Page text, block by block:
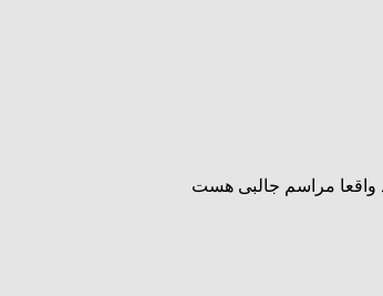
واقعا مراسم جالبی هست